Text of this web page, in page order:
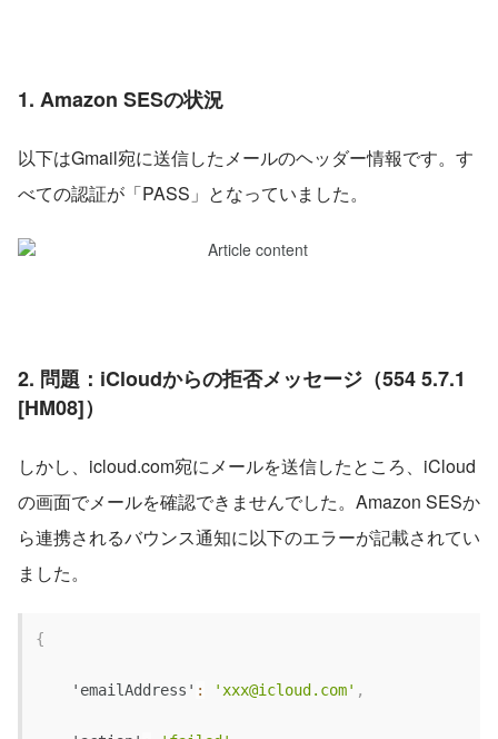
1. Amazon SESの状況
以下はGmail宛に送信したメールのヘッダー情報です。す
べての認証が「PASS」となっていました。
2. 問題：iCloudからの拒否メッセージ（554 5.7.1
[HM08]）
しかし、icloud.com宛にメールを送信したところ、iCloud
の画面でメールを確認できませんでした。Amazon SESか
ら連携されるバウンス通知に以下のエラーが記載されてい
ました。
{
'emailAddress' : 'xxx@icloud.com' ,